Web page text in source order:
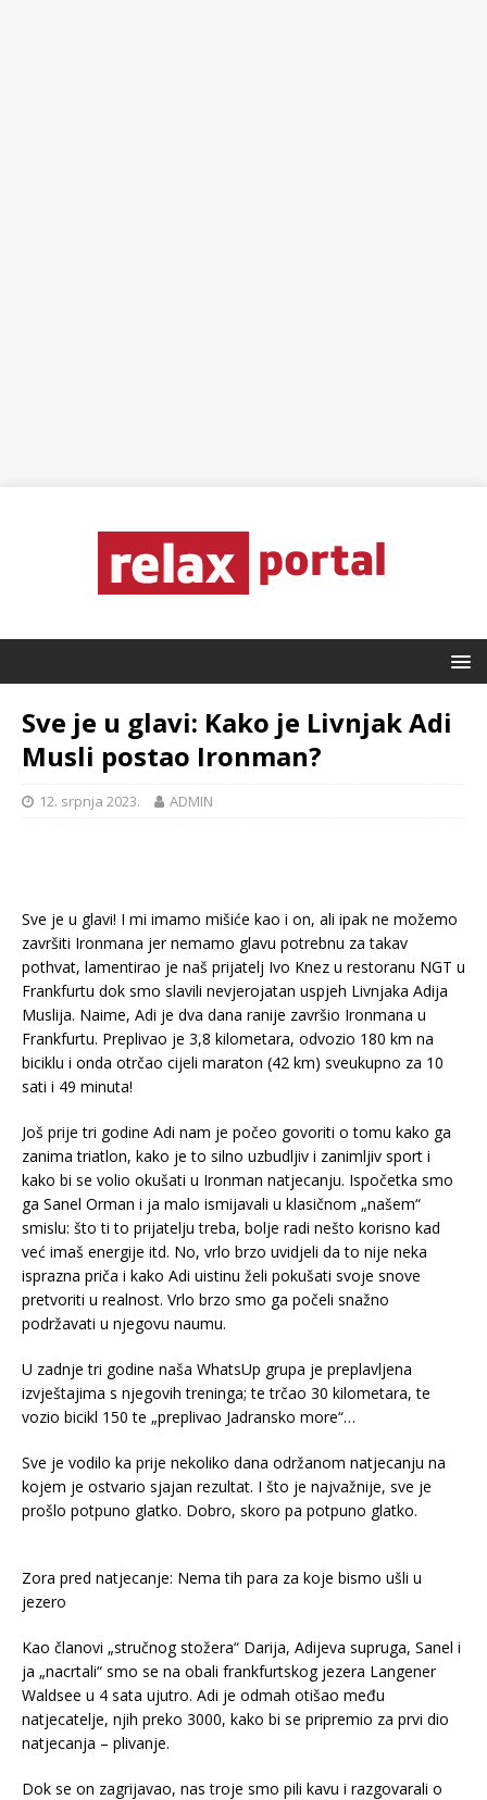
Sve je u glavi: Kako je Livnjak Adi
Musli postao Ironman?
12. srpnja 2023. ADMIN
Sve je u glavi! I mi imamo mišiće kao i on, ali ipak ne možemo
završiti Ironmana jer nemamo glavu potrebnu za takav
pothvat, lamentirao je naš prijatelj Ivo Knez u restoranu NGT u
Frankfurtu dok smo slavili nevjerojatan uspjeh Livnjaka Adija
Muslija. Naime, Adi je dva dana ranije završio Ironmana u
Frankfurtu. Preplivao je 3,8 kilometara, odvozio 180 km na
biciklu i onda otrčao cijeli maraton (42 km) sveukupno za 10
sati i 49 minuta!
Još prije tri godine Adi nam je počeo govoriti o tomu kako ga
zanima triatlon, kako je to silno uzbudljiv i zanimljiv sport i
kako bi se volio okušati u Ironman natjecanju. Ispočetka smo
ga Sanel Orman i ja malo ismijavali u klasičnom „našem“
smislu: što ti to prijatelju treba, bolje radi nešto korisno kad
već imaš energije itd. No, vrlo brzo uvidjeli da to nije neka
isprazna priča i kako Adi uistinu želi pokušati svoje snove
pretvoriti u realnost. Vrlo brzo smo ga počeli snažno
podržavati u njegovu naumu.
U zadnje tri godine naša WhatsUp grupa je preplavljena
izvještajima s njegovih treninga; te trčao 30 kilometara, te
vozio bicikl 150 te „preplivao Jadransko more“…
Sve je vodilo ka prije nekoliko dana održanom natjecanju na
kojem je ostvario sjajan rezultat. I što je najvažnije, sve je
prošlo potpuno glatko. Dobro, skoro pa potpuno glatko.
Zora pred natjecanje: Nema tih para za koje bismo ušli u
jezero
Kao članovi „stručnog stožera“ Darija, Adijeva supruga, Sanel i
ja „nacrtali“ smo se na obali frankfurtskog jezera Langener
Waldsee u 4 sata ujutro. Adi je odmah otišao među
natjecatelje, njih preko 3000, kako bi se pripremio za prvi dio
natjecanja – plivanje.
Dok se on zagrijavao, nas troje smo pili kavu i razgovarali o